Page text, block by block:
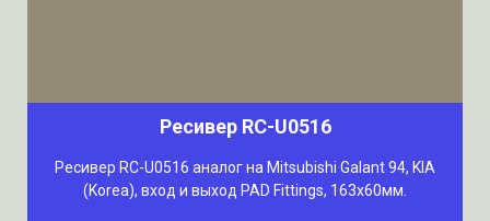
Ресивер RC-U0516
Ресивер RC-U0516 аналог на Mitsubishi Galant 94, KIA
(Korea), вход и выход PAD Fittings, 163х60мм.